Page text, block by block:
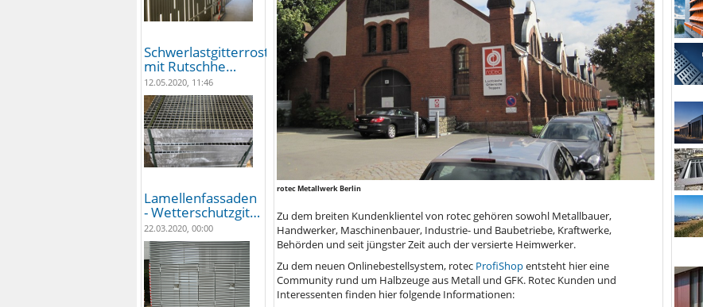
Schwerlastgitterroste
mit Rutschhe…
12.05.2020, 11:46
Lamellenfassaden
- Wetterschutzgit…
22.03.2020, 00:00
rotec Metallwerk Berlin
Zu dem breiten Kundenklientel von rotec gehören sowohl Metallbauer,
Handwerker, Maschinenbauer, Industrie- und Baubetriebe, Kraftwerke,
Behörden und seit jüngster Zeit auch der versierte Heimwerker.
Zu dem neuen Onlinebestellsystem, rotec ProfiShopentsteht hier eine
Community rund um Halbzeuge aus Metall und GFK. Rotec Kunden und
Interessenten finden hier folgende Informationen: